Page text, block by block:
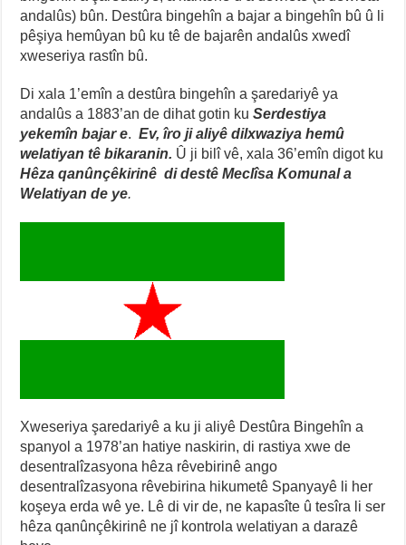
andalûs) bûn. Destûra bingehîn a bajar a bingehîn bû û li
pêşiya hemûyan bû ku tê de bajarên andalûs xwedî
xweseriya rastîn bû.
Di xala 1’emîn a destûra bingehîn a şaredariyê ya
andalûs a 1883’an de dihat gotin kuSerdestiya
yekemîn bajar e.Ev, îro ji aliyê dilxwaziya hemû
welatiyan tê bikaranin. Û ji bilî vê, xala 36’emîn digot ku
Hêza qanûnçêkirinê di destê Meclîsa Komunal a
Welatiyan de ye.
Xweseriya şaredariyê a ku ji aliyê Destûra Bingehîn a
spanyol a 1978’an hatiye naskirin, di rastiya xwe de
desentralîzasyona hêza rêvebirinê ango
desentralîzasyona rêvebirina hikumetê Spanyayê li her
koşeya erda wê ye. Lê di vir de, ne kapasîte û tesîra li ser
hêza qanûnçêkirinê ne jî kontrola welatiyan a darazê